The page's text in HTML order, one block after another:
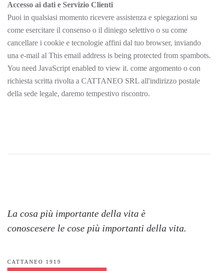
Accesso ai dati e Servizio Clienti
Puoi in qualsiasi momento ricevere assistenza e spiegazioni su
come esercitare il consenso o il diniego selettivo o su come
cancellare i cookie e tecnologie affini dal tuo browser, inviando
una e-mail al This email address is being protected from spambots.
You need JavaScript enabled to view it. come argomento o con
richiesta scritta rivolta a CATTANEO SRL all'indirizzo postale
della sede legale, daremo tempestivo riscontro.
La cosa più importante della vita è
conoscesere le cose più importanti della vita.
CATTANEO 1919